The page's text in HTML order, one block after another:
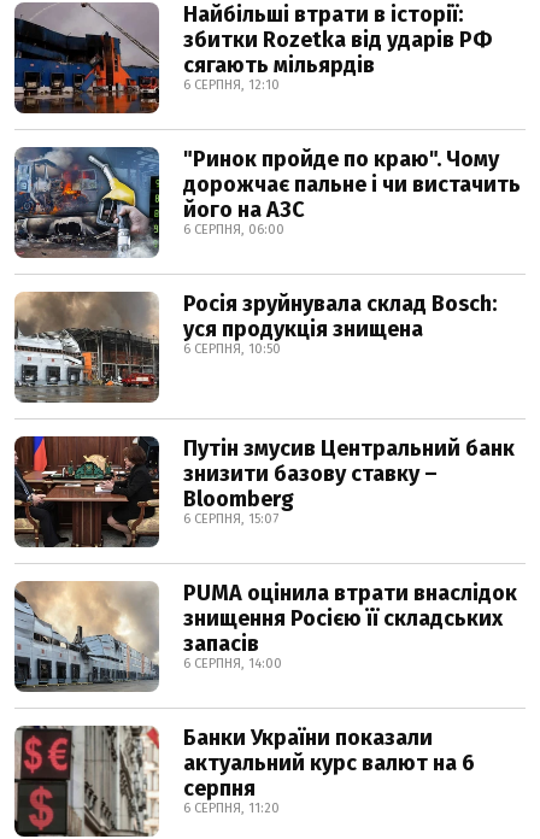
Найбільші втрати в історії:
збитки Rozetka від ударів РФ
сягають мільярдів
6 СЕРПНЯ, 12:10
"Ринок пройде по краю". Чому
дорожчає пальне і чи вистачить
його на АЗС
6 СЕРПНЯ, 06:00
Росія зруйнувала склад Bosch:
уся продукція знищена
6 СЕРПНЯ, 10:50
Путін змусив Центральний банк
знизити базову ставку –
Bloomberg
6 СЕРПНЯ, 15:07
PUMA оцінила втрати внаслідок
знищення Росією її складських
запасів
6 СЕРПНЯ, 14:00
Банки України показали
актуальний курс валют на 6
серпня
6 СЕРПНЯ, 11:20